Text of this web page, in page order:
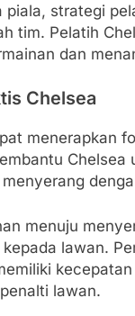
piala, strategi
tim. Pelatih
dan
Chelsea
menerapkan
menuju
lawan.
lawan.